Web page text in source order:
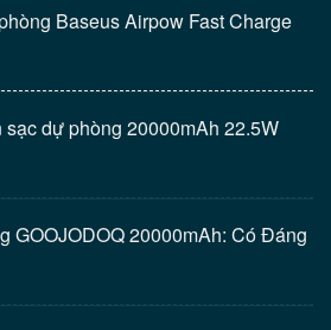
Baseus Airpow Fast Charge
dự phòng 20000mAh 22.5W
GOOJODOQ 20000mAh: Có Đáng